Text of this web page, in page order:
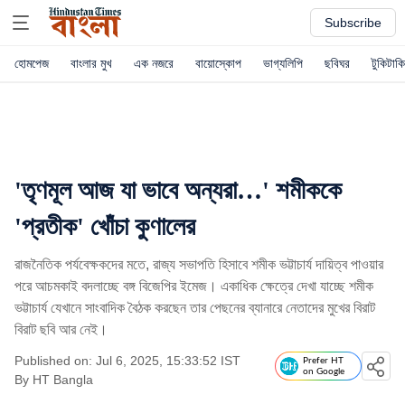
Subscribe
হোমপেজ বাংলার মুখ এক নজরে বায়োস্কোপ ভাগ্যলিপি ছবিঘর টুকিটাকি
'তৃণমূল আজ যা ভাবে অন্যরা…' শমীককে
'প্রতীক' খোঁচা কুণালের
রাজনৈতিক পর্যবেক্ষকদের মতে, রাজ্য সভাপতি হিসাবে শমীক ভট্টাচার্য দায়িত্ব পাওয়ার
পরে আচমকাই বদলাচ্ছে বঙ্গ বিজেপির ইমেজ। একাধিক ক্ষেত্রে দেখা যাচ্ছে শমীক
ভট্টাচার্য যেখানে সাংবাদিক বৈঠক করছেন তার পেছনের ব্যানারে নেতাদের মুখের বিরাট
বিরাট ছবি আর নেই।
Published on: Jul 6, 2025, 15:33:52 IST
By HT Bangla
Prefer HT
on Google